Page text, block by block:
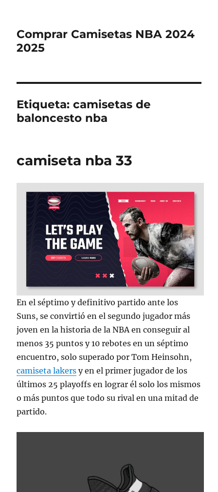
Comprar Camisetas NBA 2024
2025
Etiqueta:camisetas de
baloncesto nba
camiseta nba 33
En el séptimo y definitivo partido ante los
Suns, se convirtió en el segundo jugador más
joven en la historia de la NBA en conseguir al
menos 35 puntos y 10 rebotes en un séptimo
encuentro, solo superado por Tom Heinsohn,
camiseta lakers y en el primer jugador de los
últimos 25 playoffs en lograr él solo los mismos
o más puntos que todo su rival en una mitad de
partido.